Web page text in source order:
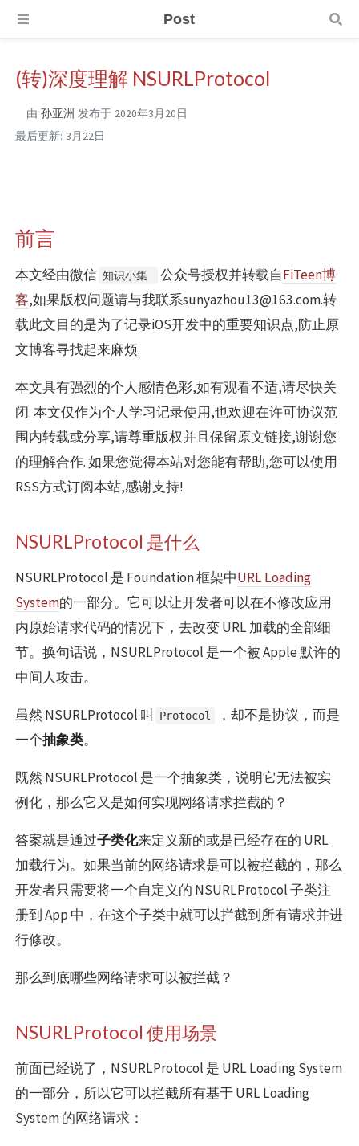
Post
(转)深度理解 NSURLProtocol
由 孙亚洲 发布于 2020年3月20日
最后更新: 3月22日
前言
本文经由微信 知识小集 公众号授权并转载自FiTeen博
客,如果版权问题请与我联系sunyazhou13@163.com.转
载此文目的是为了记录iOS开发中的重要知识点,防止原
文博客寻找起来麻烦.
本文具有强烈的个人感情色彩,如有观看不适,请尽快关
闭. 本文仅作为个人学习记录使用,也欢迎在许可协议范
围内转载或分享,请尊重版权并且保留原文链接,谢谢您
的理解合作. 如果您觉得本站对您能有帮助,您可以使用
RSS方式订阅本站,感谢支持!
NSURLProtocol 是什么
NSURLProtocol 是 Foundation 框架中URL Loading
System的一部分。它可以让开发者可以在不修改应用
内原始请求代码的情况下，去改变 URL 加载的全部细
节。换句话说，NSURLProtocol 是一个被 Apple 默许的
中间人攻击。
虽然 NSURLProtocol 叫 Protocol
，却不是协议，而是
一个抽象类。
既然 NSURLProtocol 是一个抽象类，说明它无法被实
例化，那么它又是如何实现网络请求拦截的？
答案就是通过子类化来定义新的或是已经存在的 URL
加载行为。如果当前的网络请求是可以被拦截的，那么
开发者只需要将一个自定义的 NSURLProtocol 子类注
册到 App 中，在这个子类中就可以拦截到所有请求并进
行修改。
那么到底哪些网络请求可以被拦截？
NSURLProtocol 使用场景
前面已经说了，NSURLProtocol 是 URL Loading System
的一部分，所以它可以拦截所有基于 URL Loading
System 的网络请求：